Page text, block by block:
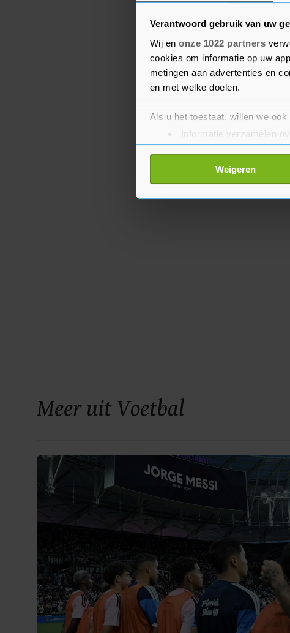
Verantwoord gebruik van uw
Wij en onze 1022 partners
cookies om informatie op uw
metingen aan advertenties en
en met welke doelen.
Als u het toestaat, willen we ook
Informatie verzamelen
Uw apparaat
Lees meer over hoe uw
toestemming op elk moment
Weigeren
betrokkenheid altijd ontkend.
Scheidsrechtersbaas Lutz
donderdag in het
dat Zwayer voorlopig
Meer uit Voetbal